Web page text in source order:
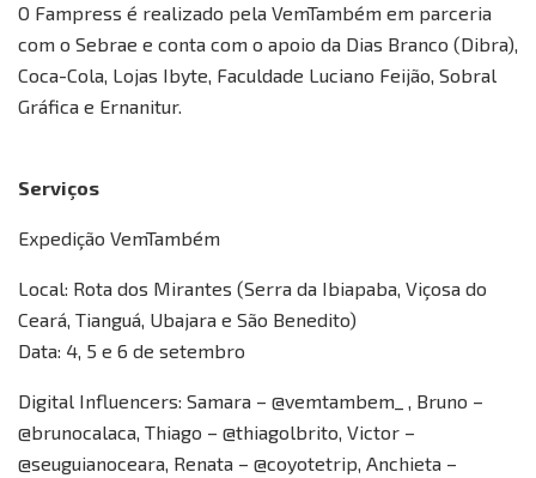
O Fampress é realizado pela VemTambém em parceria
com o Sebrae e conta com o apoio da Dias Branco (Dibra),
Coca-Cola, Lojas Ibyte, Faculdade Luciano Feijão, Sobral
Gráfica e Ernanitur.
Serviços
Expedição VemTambém
Local: Rota dos Mirantes (Serra da Ibiapaba, Viçosa do
Ceará, Tianguá, Ubajara e São Benedito)
Data: 4, 5 e 6 de setembro
Digital Influencers: Samara – @vemtambem_ , Bruno –
@brunocalaca, Thiago – @thiagolbrito, Victor –
@seuguianoceara, Renata – @coyotetrip, Anchieta –